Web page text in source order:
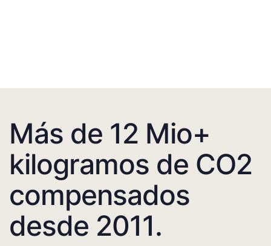
Más de 12 Mio+
kilogramos de CO2
compensados
desde 2011.